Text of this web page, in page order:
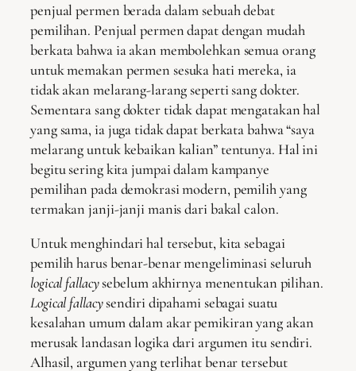
penjual permen berada dalam sebuah debat
pemilihan. Penjual permen dapat dengan mudah
berkata bahwa ia akan membolehkan semua orang
untuk memakan permen sesuka hati mereka, ia
tidak akan melarang-larang seperti sang dokter.
Sementara sang dokter tidak dapat mengatakan hal
yang sama, ia juga tidak dapat berkata bahwa “saya
melarang untuk kebaikan kalian” tentunya. Hal ini
begitu sering kita jumpai dalam kampanye
pemilihan pada demokrasi modern, pemilih yang
termakan janji-janji manis dari bakal calon.
Untuk menghindari hal tersebut, kita sebagai
pemilih harus benar-benar mengeliminasi seluruh
logical fallacysebelum akhirnya menentukan pilihan.
Logical fallacysendiri dipahami sebagai suatu
kesalahan umum dalam akar pemikiran yang akan
merusak landasan logika dari argumen itu sendiri.
Alhasil, argumen yang terlihat benar tersebut